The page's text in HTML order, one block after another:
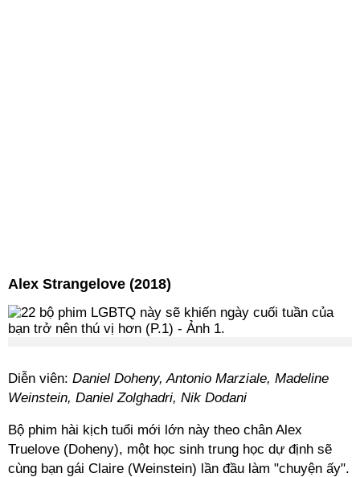
Alex Strangelove (2018)
Diễn viên: Daniel Doheny, Antonio Marziale, Madeline
Weinstein, Daniel Zolghadri, Nik Dodani
Bộ phim hài kịch tuổi mới lớn này theo chân Alex
Truelove (Doheny), một học sinh trung học dự định sẽ
cùng bạn gái Claire (Weinstein) lần đầu làm "chuyện ấy".